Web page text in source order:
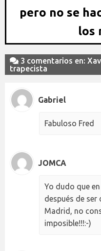
pero no se
los
3 comentarios en:
trapecista
Gabriel
Fabuloso Fred
JOMCA
Yo dudo que
después de ser
Madrid, no
imposible!!!:-)